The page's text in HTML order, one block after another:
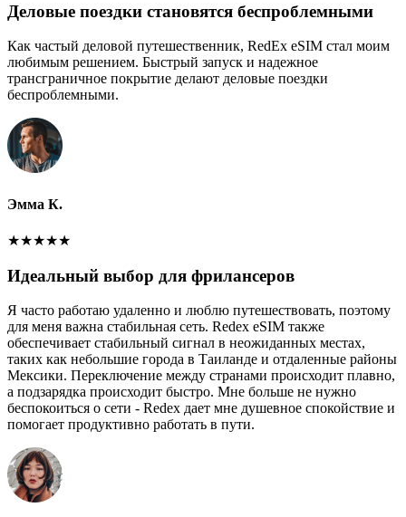
Деловые поездки становятся беспроблемными
Как частый деловой путешественник, RedEx eSIM стал моим
любимым решением. Быстрый запуск и надежное
трансграничное покрытие делают деловые поездки
беспроблемными.
Эмма К.
★★★★★
Идеальный выбор для фрилансеров
Я часто работаю удаленно и люблю путешествовать, поэтому
для меня важна стабильная сеть. Redex eSIM также
обеспечивает стабильный сигнал в неожиданных местах,
таких как небольшие города в Таиланде и отдаленные районы
Мексики. Переключение между странами происходит плавно,
а подзарядка происходит быстро. Мне больше не нужно
беспокоиться о сети - Redex дает мне душевное спокойствие и
помогает продуктивно работать в пути.